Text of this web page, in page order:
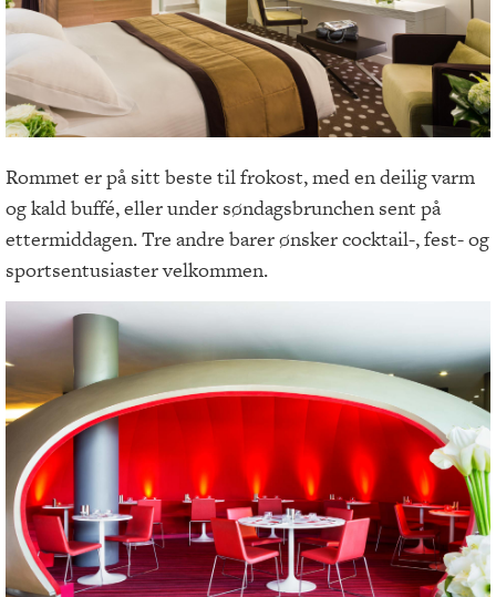
Rommet er på sitt beste til frokost, med en deilig varm
og kald buffé, eller under søndagsbrunchen sent på
ettermiddagen. Tre andre barer ønsker cocktail-, fest- og
sportsentusiaster velkommen.